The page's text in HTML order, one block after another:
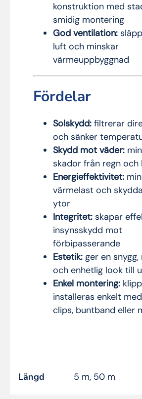
konstruktion med
smidig montering
God ventilation:
luft och minskar
värmeuppbyggnad
Fördelar
Solskydd: filtrerar
och sänker
Skydd mot väder:
skador från regn och
Energieffektivitet:
värmelast och
ytor
Integritet: skapar
insynsskydd mot
förbipasserande
Estetik: ger en
och enhetlig look till
Enkel montering:
installeras enkelt
clips, buntband eller
Längd 5 m, 50 m